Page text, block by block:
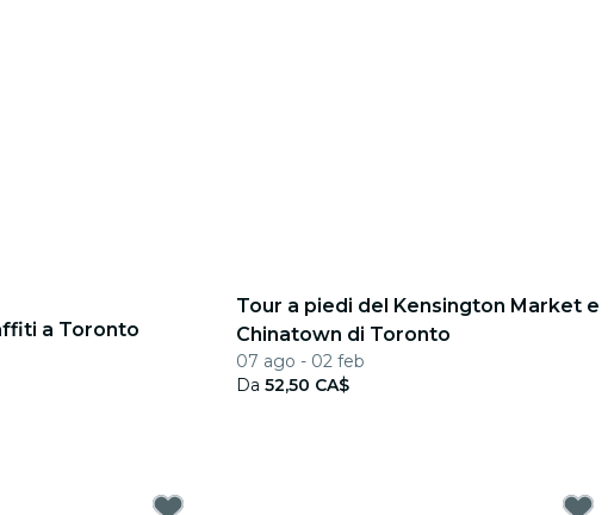
a Toronto
Tour a piedi del Kensington Market e
Chinatown di Toronto
07 ago - 02 feb
Da 52,50 CA$